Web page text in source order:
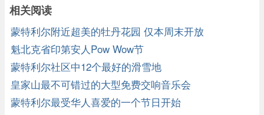
相关阅读
蒙特利尔附近超美的牡丹花园 仅本周末开放
魁北克省印第安人Pow Wow节
蒙特利尔社区中12个最好的滑雪地
皇家山最不可错过的大型免费交响音乐会
蒙特利尔最受华人喜爱的一个节日开始